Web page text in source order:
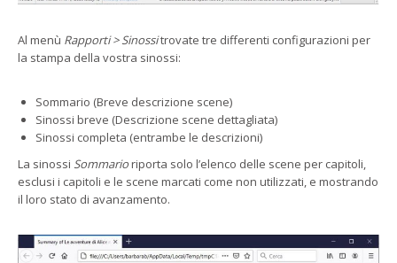
Al menù Rapporti > Sinossitrovate tre differenti configurazioni per
la stampa della vostra sinossi:
Sommario (Breve descrizione scene)
Sinossi breve (Descrizione scene dettagliata)
Sinossi completa (entrambe le descrizioni)
La sinossi Sommarioriporta solo l’elenco delle scene per capitoli,
esclusi i capitoli e le scene marcati come non utilizzati, e mostrando
il loro stato di avanzamento.